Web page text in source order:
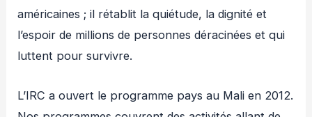
américaines ; il rétablit la quiétude, la dignité et
l’espoir de millions de personnes déracinées et qui
luttent pour survivre.
L’IRC a ouvert le programme pays au Mali en 2012.